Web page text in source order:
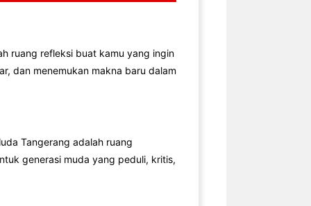
ruang refleksi buat kamu yang ingin
dan menemukan makna baru dalam
Tangerang adalah ruang
generasi muda yang peduli, kritis,